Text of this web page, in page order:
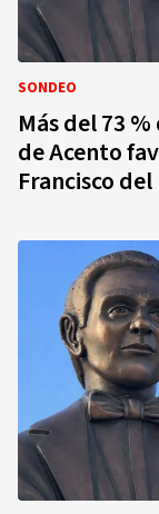
SONDEO
Más del 73
de Acento
Francisco